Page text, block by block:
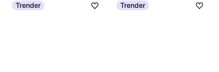
Trender Trender